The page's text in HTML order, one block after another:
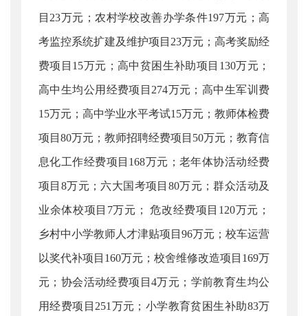
目23万元；农村学校改善办学条件197万元；高
考监控系统扩建及维护项目23万元；高考奖励经
费项目15万元；高中贫困生补助项目130万元；
高中生均公用经费项目274万元；高中生军训费
15万元；高中学业水平考试15万元；教师体检费
项目80万元；教师招聘经费项目50万元；教育信
息化工作经费项目168万元；老年体协活动经费
项目8万元；六大国考项目80万元；群众活动及
业余体校项目7万元； 危改经费项目120万元；
乡村中小学教师人才津贴项目96万元；校车运营
以奖代补项目160万元；校舍维修改造项目169万
元；协会活动经费项目4万元；学前教育生均公
用经费项目251万元；小学教育贫困生补助83万